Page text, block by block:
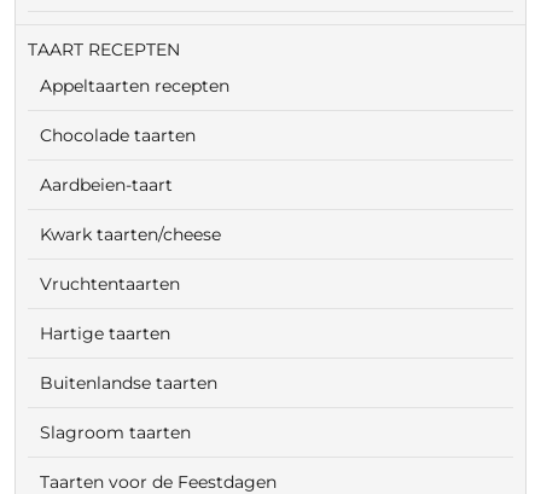
TAART RECEPTEN
Appeltaarten recepten
Chocolade taarten
Aardbeien-taart
Kwark taarten/cheese
Vruchtentaarten
Hartige taarten
Buitenlandse taarten
Slagroom taarten
Taarten voor de Feestdagen